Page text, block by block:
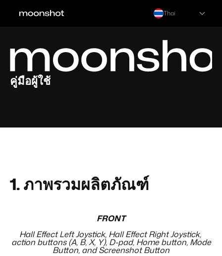
Thai
คู่มือผู้ใช้
1.ภาพรวมผลิตภัณฑ์
FRONT
Hall Effect Left Joystick, Hall Effect Right Joystick,
action buttons (A, B, X, Y), D-pad, Home button, Mode
Button, and Screenshot Button